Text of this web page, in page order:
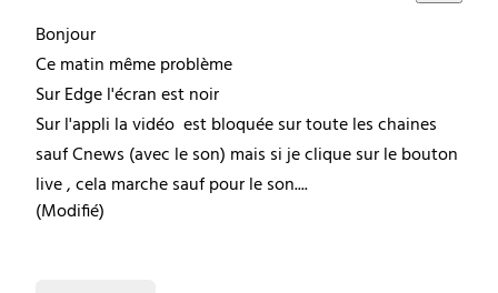
Bonjour
Ce matin même problème
Sur Edge l'écran est noir
Sur l'appli la vidéo est bloquée sur toute les chaines
sauf Cnews (avec le son) mais si je clique sur le bouton
live , cela marche sauf pour le son....
(Modifié)